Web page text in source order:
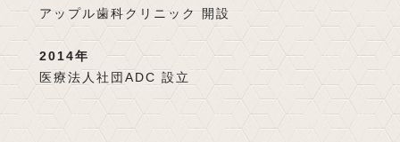
アップル歯科クリニック 開設
2014年
医療法人社団ADC 設立